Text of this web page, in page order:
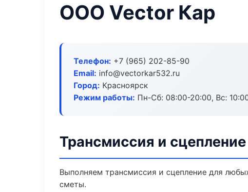
ООО Vector Кар
Телефон: +7 (965) 202-85-90
Email: info@vectorkar532.ru
Город: Красноярск
Режим работы: Пн-Сб: 08:00-20:00, Вс:
Трансмиссия и
Выполняем трансмиссия и сцепление для
сметы.